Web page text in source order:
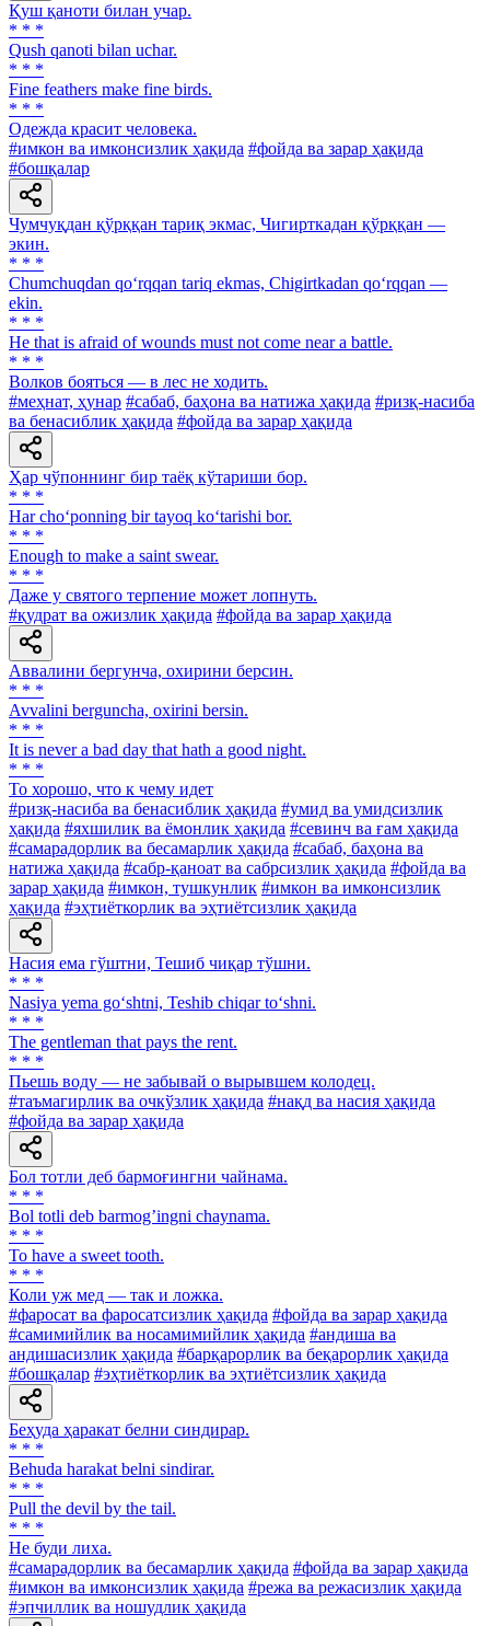
Қуш қаноти билан учар.
* * *
Qush qanoti bilan uchar.
* * *
Fine feathers make fine birds.
* * *
Одежда красит человека.
#имкон ва имконсизлик ҳақида #фойда ва зарар ҳақида
#бошқалар
Чумчуқдан қўрққан тариқ экмас, Чигирткадан қўрққан —
экин.
* * *
Chumchuqdan qo‘rqqan tariq ekmas, Chigirtkadan qo‘rqqan —
ekin.
* * *
He that is afraid of wounds must not come near a battle.
* * *
Волков бояться — в лес не ходить.
#меҳнат, ҳунар #сабаб, баҳона ва натижа ҳақида #ризқ-насиба
ва бенасиблик ҳақида #фойда ва зарар ҳақида
Ҳар чўпоннинг бир таёқ кўтариши бор.
* * *
Har cho‘ponning bir tayoq ko‘tarishi bor.
* * *
Enough to make a saint swear.
* * *
Даже у святого терпение может лопнуть.
#қудрат ва ожизлик ҳақида #фойда ва зарар ҳақида
Аввалини бергунча, охирини берсин.
* * *
Avvalini berguncha, oxirini bersin.
* * *
It is never a bad day that hath a good night.
* * *
To хорошо, что к чему идет
#ризқ-насиба ва бенасиблик ҳақида #умид ва умидсизлик
ҳақида #яхшилик ва ёмонлик ҳақида #севинч ва ғам ҳақида
#самарадорлик ва бесамарлик ҳақида #сабаб, баҳона ва
натижа ҳақида #сабр-қаноат ва сабрсизлик ҳақида #фойда ва
зарар ҳақида #имкон, тушкунлик #имкон ва имконсизлик
ҳақида #эҳтиёткорлик ва эҳтиётсизлик ҳақида
Насия ема гўштни, Тешиб чиқар тўшни.
* * *
Nasiya yema go‘shtni, Teshib chiqar to‘shni.
* * *
The gentleman that pays the rent.
* * *
Пьешь воду — не забывай о вырывшем колодец.
#таъмагирлик ва очкўзлик ҳақида #нақд ва насия ҳақида
#фойда ва зарар ҳақида
Бол тотли деб бармоғингни чайнама.
* * *
Bol totli deb barmogʼingni chaynama.
* * *
To have a sweet tooth.
* * *
Коли уж мед — так и ложка.
#фаросат ва фаросатсизлик ҳақида #фойда ва зарар ҳақида
#самимийлик ва носамимийлик ҳақида #андиша ва
андишасизлик ҳақида #барқарорлик ва беқарорлик ҳақида
#бошқалар #эҳтиёткорлик ва эҳтиётсизлик ҳақида
Беҳуда ҳаракат белни синдирар.
* * *
Behuda harakat belni sindirar.
* * *
Pull the devil by the tail.
* * *
He буди лиха.
#самарадорлик ва бесамарлик ҳақида #фойда ва зарар ҳақида
#имкон ва имконсизлик ҳақида #режа ва режасизлик ҳақида
#эпчиллик ва ношудлик ҳақида